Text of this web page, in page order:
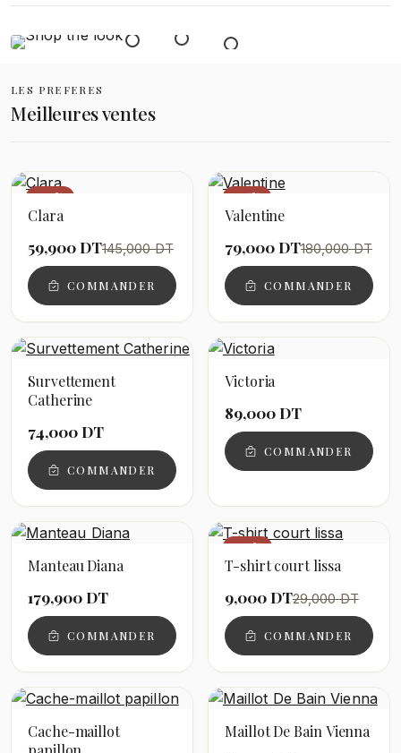
LES PREFERES
Meilleures ventes
−59%
Clara
59,900 DT145,000 DT
COMMANDER
−56%
Valentine
79,000 DT180,000 DT
COMMANDER
Survettement
Catherine
74,000 DT
COMMANDER
Victoria
89,000 DT
COMMANDER
Manteau Diana
179,900 DT
COMMANDER
−69%
T-shirt court lissa
9,000 DT29,000 DT
COMMANDER
Cache-maillot
Maillot De Bain Vienna